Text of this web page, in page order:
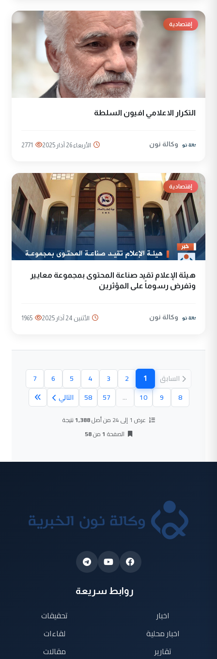
إقتصادية
التكرار الاعلامي افيون السلطة
وكالة نون الأربعاء 26 آذار 2025 2771
إقتصادية
هيئة الإعلام تقيد صناعة المحتوى بمجموعة معايير
وتفرض رسوماً على المؤثرين
وكالة نون الأثنين 24 آذار 2025 1965
السابق 1
(الصفحة الحالية)
2
3
4
5
6
7
8
9
10
...
57
58 التالي
عرض 1 إلى 24 من أصل 1,388نتيجة
الصفحة 1من58
روابط سريعة
اخبار
اخبار محلية
تقارير
تحقيقات
لقاءات
مقالات